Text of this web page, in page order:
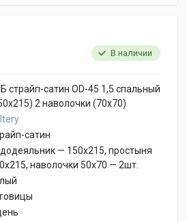
В наличии
страйп-сатин OD-45 1,5 спальный
2 наволочки (70х70)
сатин
— 150х215, простыня
наволочки 50х70 — 2шт.